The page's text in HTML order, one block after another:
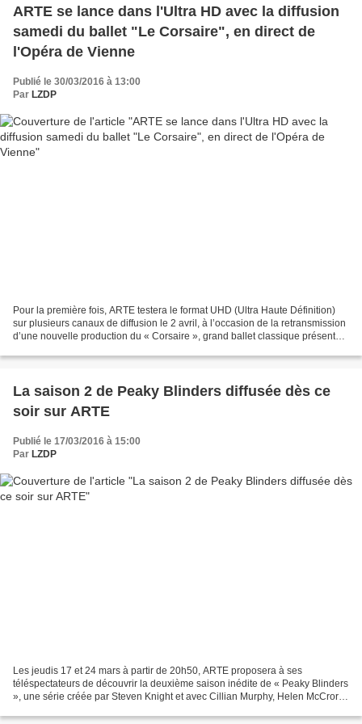
ARTE se lance dans l'Ultra HD avec la diffusion
samedi du ballet "Le Corsaire", en direct de
l'Opéra de Vienne
Publié le 30/03/2016 à 13:00
Par LZDP
Pour la première fois, ARTE testera le format UHD (Ultra Haute Définition)
sur plusieurs canaux de diffusion le 2 avril, à l’occasion de la retransmission
d’une nouvelle production du « Corsaire », grand ballet classique présenté à
La saison 2 de Peaky Blinders diffusée dès ce
soir sur ARTE
Publié le 17/03/2016 à 15:00
Par LZDP
Les jeudis 17 et 24 mars à partir de 20h50, ARTE proposera à ses
téléspectateurs de découvrir la deuxième saison inédite de « Peaky Blinders
», une série créée par Steven Knight et avec Cillian Murphy, Helen McCrory,